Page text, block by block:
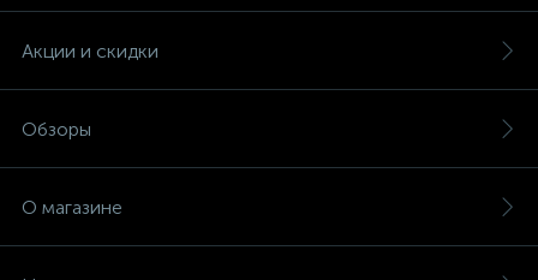
Акции и скидки
Обзоры
О магазине